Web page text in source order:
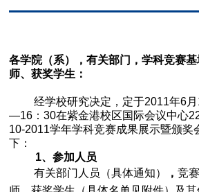
各学院（系），有关部门，学科竞赛
师、获奖学生：
经学校研究决定，定于2011年6
—16：30在紫金港校区国际会议中心
10-2011学年学科竞赛成果展示暨颁奖
下：
1、参加人员
有关部门人员（具体通知）
，竞